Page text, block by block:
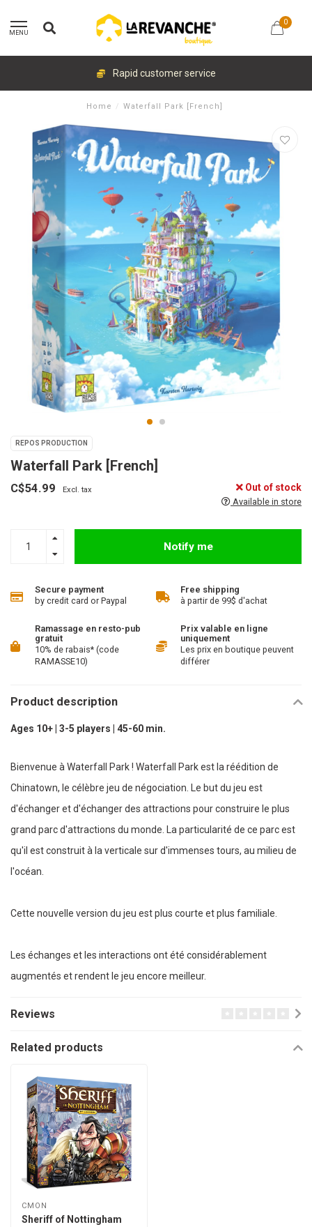
MENU
0
Rapid customer service
Home / Waterfall Park [French]
REPOS PRODUCTION
Waterfall Park [French]
C$54.99 Excl. tax Out of stock
Available in store
Notify me
Secure payment
by credit card or Paypal
Free shipping
à partir de 99$ d'achat
Ramassage en resto-pub
gratuit
10% de rabais* (code
RAMASSE10)
Prix valable en ligne
uniquement
Les prix en boutique peuvent
différer
Product description
Ages 10+ | 3-5 players | 45-60 min.
Bienvenue à Waterfall Park ! Waterfall Park est la réédition de
Chinatown, le célèbre jeu de négociation. Le but du jeu est
d'échanger et d'échanger des attractions pour construire le plus
grand parc d'attractions du monde. La particularité de ce parc est
qu'il est construit à la verticale sur d'immenses tours, au milieu de
l'océan.
Cette nouvelle version du jeu est plus courte et plus familiale.
Les échanges et les interactions ont été considérablement
augmentés et rendent le jeu encore meilleur.
Reviews
Related products
CMON
Sheriff of Nottingham